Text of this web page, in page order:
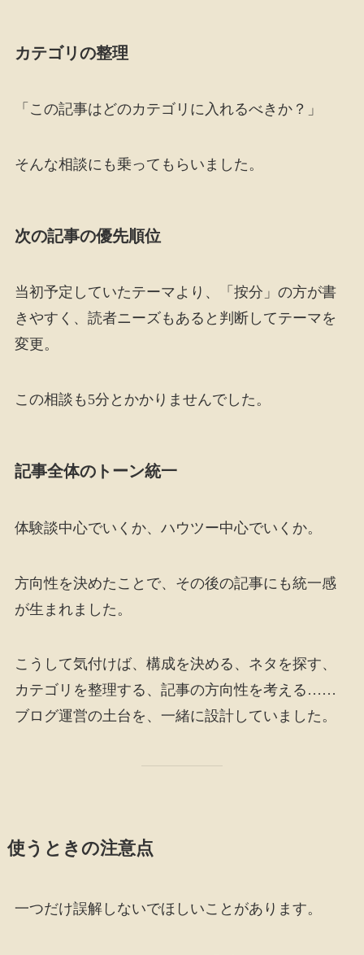
カテゴリの整理
「この記事はどのカテゴリに入れるべきか？」
そんな相談にも乗ってもらいました。
次の記事の優先順位
当初予定していたテーマより、「按分」の方が書
きやすく、読者ニーズもあると判断してテーマを
変更。
この相談も5分とかかりませんでした。
記事全体のトーン統一
体験談中心でいくか、ハウツー中心でいくか。
方向性を決めたことで、その後の記事にも統一感
が生まれました。
こうして気付けば、構成を決める、ネタを探す、
カテゴリを整理する、記事の方向性を考える……
ブログ運営の土台を、一緒に設計していました。
使うときの注意点
一つだけ誤解しないでほしいことがあります。